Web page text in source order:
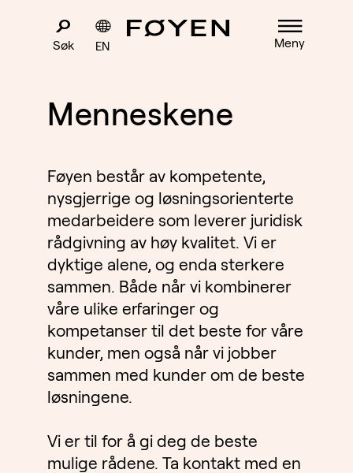
Søk EN Meny
Menneskene
Føyen består av kompetente,
nysgjerrige og løsningsorienterte
medarbeidere som leverer juridisk
rådgivning av høy kvalitet. Vi er
dyktige alene, og enda sterkere
sammen. Både når vi kombinerer
våre ulike erfaringer og
kompetanser til det beste for våre
kunder, men også når vi jobber
sammen med kunder om de beste
løsningene.
Vi er til for å gi deg de beste
mulige rådene. Ta kontakt med en